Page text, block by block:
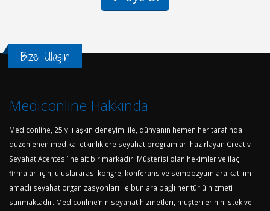
Bize Ulaşın
Mediconline Hakkında
Mediconline, 25 yılı aşkın deneyimi ile, dünyanın hemen her tarafında
düzenlenen medikal etkinliklere seyahat programları hazırlayan Creativ
Seyahat Acentesi’ ne ait bir markadır. Müşterisi olan hekimler ve ilaç
firmaları için, uluslararası kongre, konferans ve sempozyumlara katılım
amaçlı seyahat organizasyonları ile bunlara bağlı her türlü hizmeti
sunmaktadır. Mediconline’nın seyahat hizmetleri, müşterilerinin istek ve